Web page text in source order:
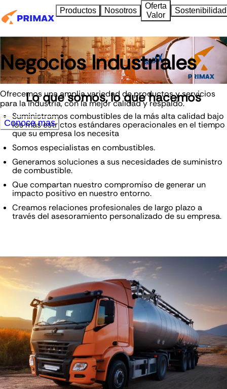
Productos Nosotros
Oferta
Valor
Sostenibilidad
Negocios Industriales
Ofrecemos una amplia variedad de productos y servicios
para la industria, con la mejor calidad y respaldo.
Conoce mas
Lo que somos, lo que hacemos
Suministramos combustibles de la más alta calidad bajo
los más estrictos estándares operacionales en el tiempo
que su empresa los necesita
Somos especialistas en combustibles.
Generamos soluciones a sus necesidades de suministro
de combustible.
Que compartan nuestro compromiso de generar un
impacto positivo en nuestro entorno.
Creamos relaciones profesionales de largo plazo a
través del asesoramiento personalizado de su empresa.